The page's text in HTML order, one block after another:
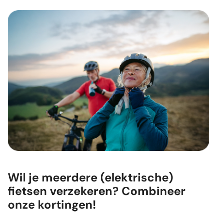
Wil je meerdere (elektrische)
fietsen verzekeren? Combineer
onze kortingen!